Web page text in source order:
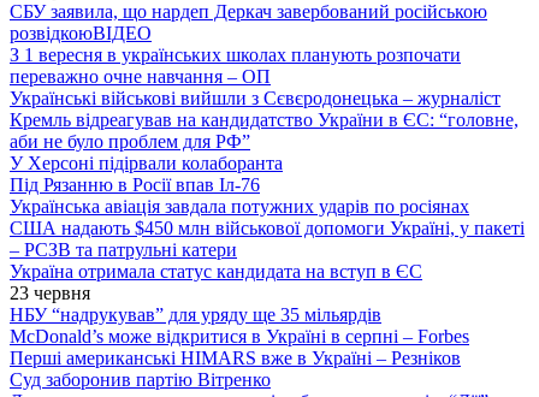
СБУ заявила, що нардеп Деркач завербований російською
розвідкоюВІДЕО
З 1 вересня в українських школах планують розпочати
переважно очне навчання – ОП
Українські військові вийшли з Сєвєродонецька – журналіст
Кремль відреагував на кандидатство України в ЄС: “головне,
аби не було проблем для РФ”
У Херсоні підірвали колаборанта
Під Рязанню в Росії впав Іл-76
Українська авіація завдала потужних ударів по росіянах
США надають $450 млн військової допомоги Україні, у пакеті
– РСЗВ та патрульні катери
Україна отримала статус кандидата на вступ в ЄС
23 червня
НБУ “надрукував” для уряду ще 35 мільярдів
McDonald’s може відкритися в Україні в серпні – Forbes
Перші американські HIMARS вже в Україні – Резніков
Суд заборонив партію Вітренко